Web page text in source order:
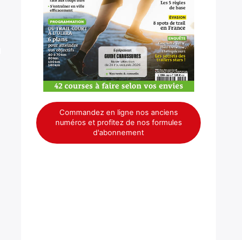
Commandez en ligne nos anciens
numéros et profitez de nos formules
d'abonnement